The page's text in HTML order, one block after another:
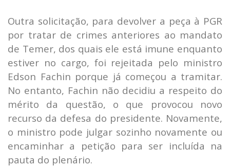
Outra solicitação, para devolver a peça à PGR
por tratar de crimes anteriores ao mandato
de Temer, dos quais ele está imune enquanto
estiver no cargo, foi rejeitada pelo ministro
Edson Fachin porque já começou a tramitar.
No entanto, Fachin não decidiu a respeito do
mérito da questão, o que provocou novo
recurso da defesa do presidente. Novamente,
o ministro pode julgar sozinho novamente ou
encaminhar a petição para ser incluída na
pauta do plenário.